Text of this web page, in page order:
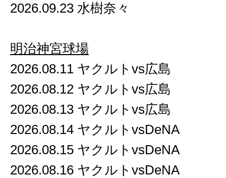
2026.09.23 水樹奈々
明治神宮球場
2026.08.11 ヤクルトvs広島
2026.08.12 ヤクルトvs広島
2026.08.13 ヤクルトvs広島
2026.08.14 ヤクルトvsDeNA
2026.08.15 ヤクルトvsDeNA
2026.08.16 ヤクルトvsDeNA